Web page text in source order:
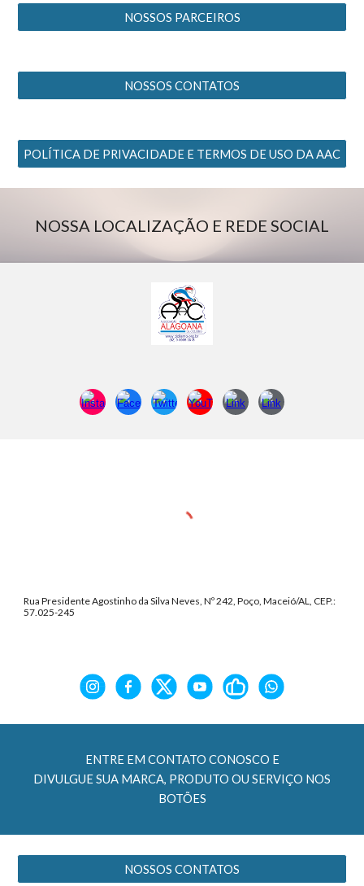
NOSSOS PARCEIROS
NOSSOS CONTATOS
POLÍTICA DE PRIVACIDADE E TERMOS DE USO DA AAC
NOSSA LOCALIZAÇÃO E REDE SOCIAL
Rua Presidente Agostinho da Silva Neves, Nº 242, Poço, Maceió/AL, CEP.:
57.025-245
ENTRE EM CONTATO CONOSCO E
DIVULGUE SUA MARCA, PRODUTO OU SERVIÇO NOS
BOTÕES
NOSSOS CONTATOS